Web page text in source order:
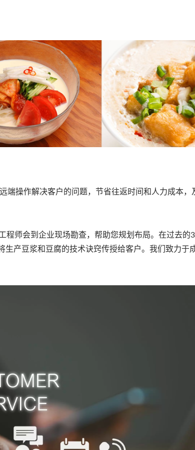
端操作解决客户的问题，节省往返时间和人力成本，
程师会到企业现场勘查，帮助您规划布局。在过去的
产豆浆和豆腐的技术诀窍传授给客户。我们致力于